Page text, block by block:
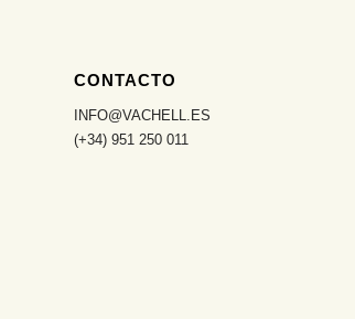
CONTACTO
INFO@VACHELL.ES
(+34) 951 250 011